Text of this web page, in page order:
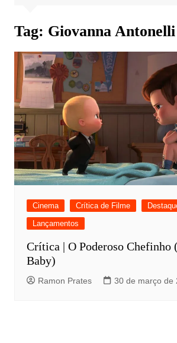
Tag: Giovanna Antonelli
Cinema Crítica de Filme
Lançamentos
Crítica | O Poderoso Chefinho
Baby)
Ramon Prates 30 de março de